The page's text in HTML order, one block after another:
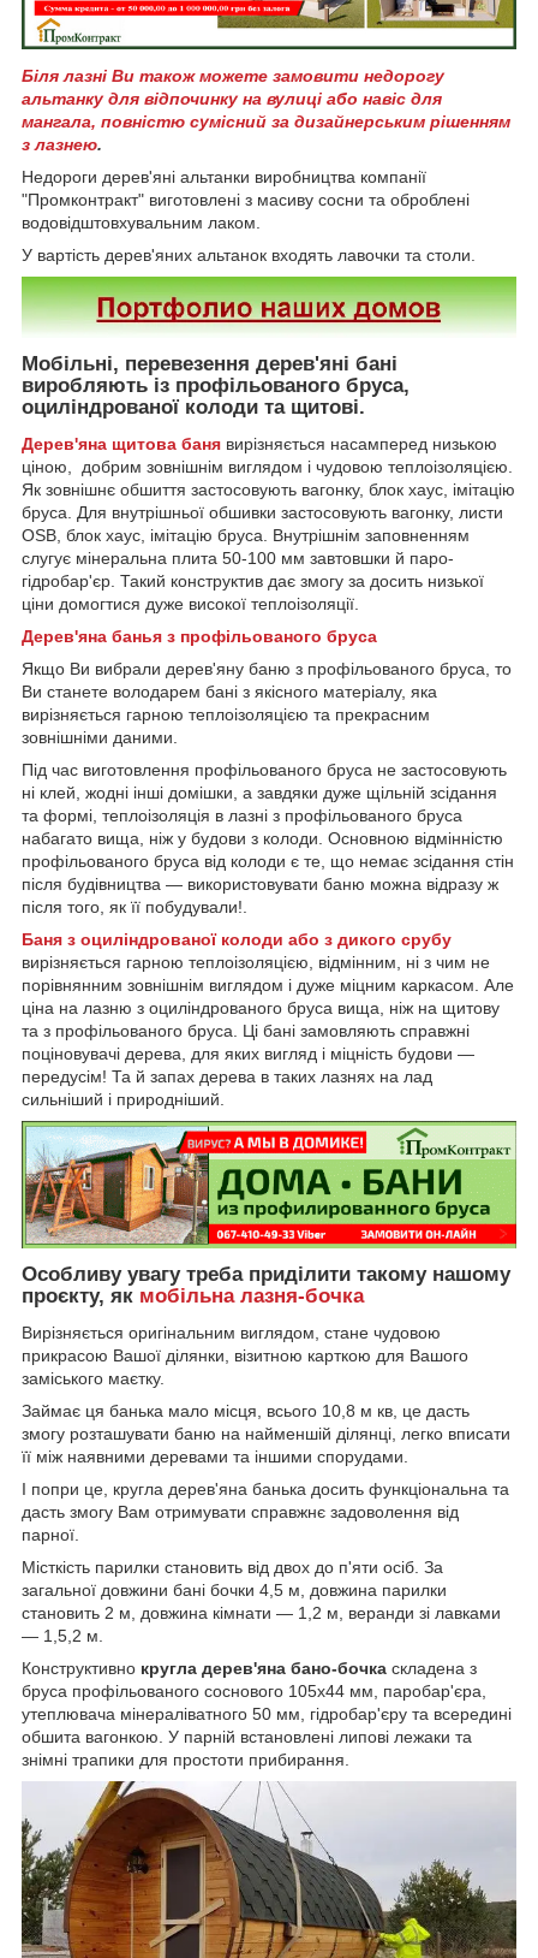
Біля лазні Ви також можете замовити недорогу
альтанку для відпочинку на вулиці або навіс для
мангала, повністю сумісний за дизайнерським рішенням
з лазнею.
Недороги дерев'яні альтанки виробництва компанії
"Промконтракт" виготовлені з масиву сосни та оброблені
водовідштовхувальним лаком.
У вартість дерев'яних альтанок входять лавочки та столи.
Мобільні, перевезення дерев'яні бані
виробляють із профільованого бруса,
оциліндрованої колоди та щитові.
Дерев'яна щитова баня вирізняється насамперед низькою
ціною, добрим зовнішнім виглядом і чудовою теплоізоляцією.
Як зовнішнє обшиття застосовують вагонку, блок хаус, імітацію
бруса. Для внутрішньої обшивки застосовують вагонку, листи
OSB, блок хаус, імітацію бруса. Внутрішнім заповненням
слугує мінеральна плита 50-100 мм завтовшки й паро-
гідробар'єр. Такий конструктив дає змогу за досить низької
ціни домогтися дуже високої теплоізоляції.
Дерев'яна банья з профільованого бруса
Якщо Ви вибрали дерев'яну баню з профільованого бруса, то
Ви станете володарем бані з якісного матеріалу, яка
вирізняється гарною теплоізоляцією та прекрасним
зовнішніми даними.
Під час виготовлення профільованого бруса не застосовують
ні клей, жодні інші домішки, а завдяки дуже щільній зсідання
та формі, теплоізоляція в лазні з профільованого бруса
набагато вища, ніж у будови з колоди. Основною відмінністю
профільованого бруса від колоди є те, що немає зсідання стін
після будівництва — використовувати баню можна відразу ж
після того, як її побудували!.
Баня з оциліндрованої колоди або з дикого срубу
вирізняється гарною теплоізоляцією, відмінним, ні з чим не
порівнянним зовнішнім виглядом і дуже міцним каркасом. Але
ціна на лазню з оциліндрованого бруса вища, ніж на щитову
та з профільованого бруса. Ці бані замовляють справжні
поціновувачі дерева, для яких вигляд і міцність будови —
передусім! Та й запах дерева в таких лазнях на лад
сильніший і природніший.
Особливу увагу треба приділити такому нашому
проєкту, як мобільна лазня-бочка
Вирізняється оригінальним виглядом, стане чудовою
прикрасою Вашої ділянки, візитною карткою для Вашого
заміського маєтку.
Займає ця банька мало місця, всього 10,8 м кв, це дасть
змогу розташувати баню на найменшій ділянці, легко вписати
її між наявними деревами та іншими спорудами.
І попри це, кругла дерев'яна банька досить функціональна та
дасть змогу Вам отримувати справжнє задоволення від
парної.
Місткість парилки становить від двох до п'яти осіб. За
загальної довжини бані бочки 4,5 м, довжина парилки
становить 2 м, довжина кімнати — 1,2 м, веранди зі лавками
— 1,5,2 м.
Конструктивно кругла дерев'яна бано-бочка складена з
бруса профільованого соснового 105х44 мм, паробар'єра,
утеплювача мінераліватного 50 мм, гідробар'єру та всередині
обшита вагонкою. У парній встановлені липові лежаки та
знімні трапики для простоти прибирання.